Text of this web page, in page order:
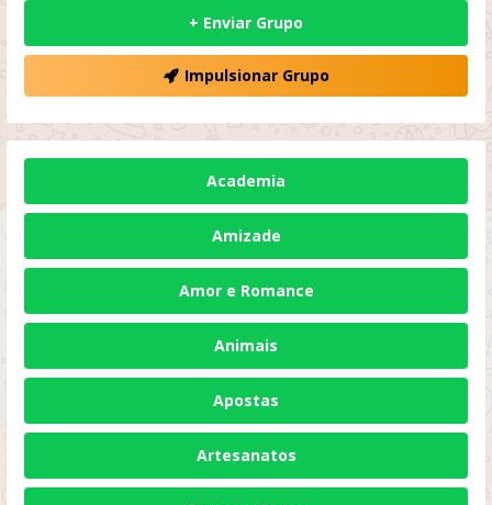
+ Enviar Grupo
Impulsionar Grupo
Academia
Amizade
Amor e Romance
Animais
Apostas
Artesanatos